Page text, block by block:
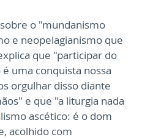
o "mundanismo
e neopelagianismo que
que "participar do
uma conquista nossa
orgulhar disso diante
e que "a liturgia nada
ascético: é o dom
acolhido com